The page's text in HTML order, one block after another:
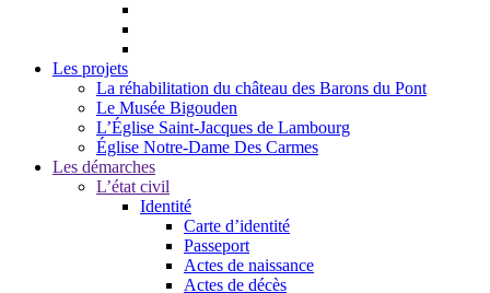
Les projets
La réhabilitation du château des Barons du Pont
Le Musée Bigouden
L’Église Saint-Jacques de Lambourg
Église Notre-Dame Des Carmes
Les démarches
L’état civil
Identité
Carte d’identité
Passeport
Actes de naissance
Actes de décès